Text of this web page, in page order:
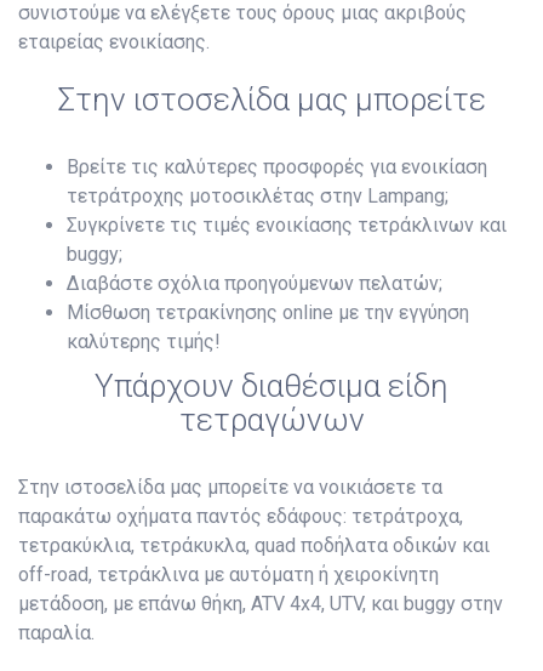
συνιστούμε να ελέγξετε τους όρους μιας ακριβούς
εταιρείας ενοικίασης.
Στην ιστοσελίδα μας μπορείτε
Βρείτε τις καλύτερες προσφορές για ενοικίαση
τετράτροχης μοτοσικλέτας στην Lampang;
Συγκρίνετε τις τιμές ενοικίασης τετράκλινων και
buggy;
Διαβάστε σχόλια προηγούμενων πελατών;
Μίσθωση τετρακίνησης online με την εγγύηση
καλύτερης τιμής!
Υπάρχουν διαθέσιμα είδη
τετραγώνων
Στην ιστοσελίδα μας μπορείτε να νοικιάσετε τα
παρακάτω οχήματα παντός εδάφους: τετράτροχα,
τετρακύκλια, τετράκυκλα, quad ποδήλατα οδικών και
off-road, τετράκλινα με αυτόματη ή χειροκίνητη
μετάδοση, με επάνω θήκη, ATV 4x4, UTV, και buggy στην
παραλία.